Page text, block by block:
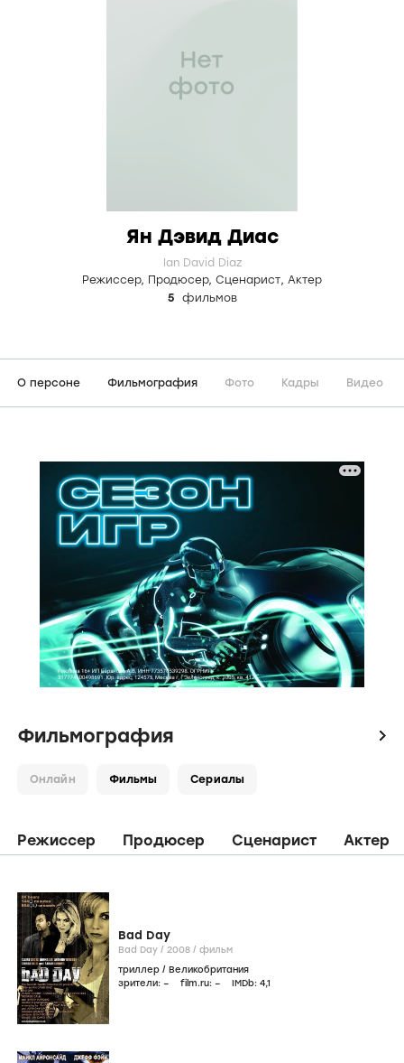
Ян Дэвид Диас
Ian David Diaz
Режиссер, Продюсер, Сценарист, Актер
5
фильмов
О персоне Фильмография Фото Кадры Видео
Фильмография icon
Онлайн Фильмы Сериалы
Режиссер Продюсер Сценарист Актер
Bad Day
Bad Day / 2008 / фильм
триллер / Великобритания
зрители: – film.ru: – IMDb: 4,1